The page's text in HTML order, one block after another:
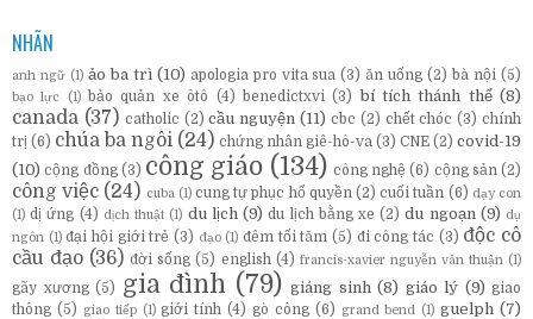
NHÃN
anh ngữ (1) ảo ba trì (10) apologia pro vita sua (3) ăn uống (2) bà nội (5)
bạo lực (1) bảo quản xe ôtô (4) benedictxvi (3) bí tích thánh thể (8)
canada (37) catholic (2) cầu nguyện (11) cbc (2) chết chóc (3) chính
trị (6) chúa ba ngôi (24) chứng nhân giê-hô-va (3) CNE (2) covid-19
(10) cộng đồng (3) công giáo (134) công nghệ (6) cộng sản (2)
công việc (24) cuba (1) cung tự phục hổ quyền (2) cuối tuần (6) dạy con
(1) dị ứng (4) dịch thuật (1) du lịch (9) du lịch bằng xe (2) du ngoạn (9) dụ
ngôn (1) đại hội giới trẻ (3) đạo (1) đêm tối tăm (5) đi công tác (3) độc cô
cầu đạo (36) đời sống (5) english (4) francis-xavier nguyễn văn thuận (1)
gãy xương (5) gia đình (79) giáng sinh (8) giáo lý (9) giao
thông (5) giao tiếp (1) giới tính (4) gò công (6) grand bend (1) guelph (7)